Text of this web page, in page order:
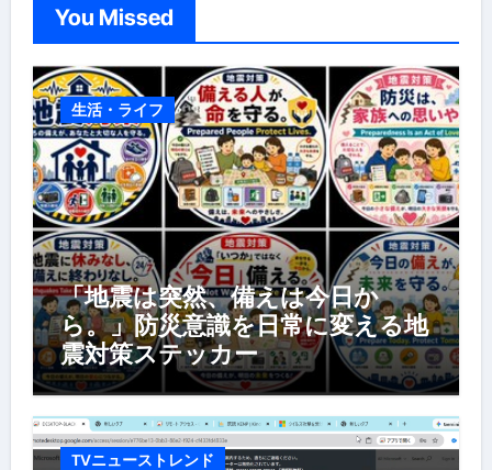
You Missed
生活・ライフ
「地震は突然、備えは今日か
ら。」防災意識を日常に変える地
震対策ステッカー
TVニューストレンド